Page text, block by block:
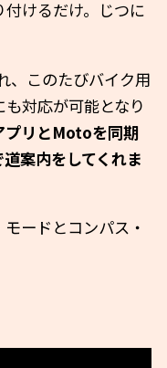
けるだけ。じつに
、このたびバイク用
対応が可能となり
プリとMotoを同期
案内をしてくれま
ードとコンパス・